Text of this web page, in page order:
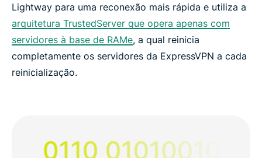
Lightway para uma reconexão mais rápida e utiliza a
arquitetura TrustedServer que opera apenas com
servidores à base de RAMe, a qual reinicia
completamente os servidores da ExpressVPN a cada
reinicialização.